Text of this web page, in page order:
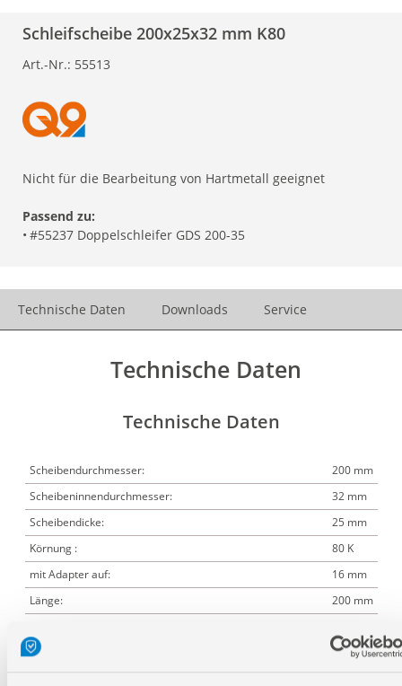
Schleifscheibe 200x25x32 mm K80
Art.-Nr.: 55513
Nicht für die Bearbeitung von Hartmetall geeignet
Passend zu:
• #55237 Doppelschleifer GDS 200-35
Technische Daten Downloads Service
Technische Daten
Technische Daten
Scheibendurchmesser:
200 mm
Scheibeninnendurchmesser:
32 mm
Scheibendicke:
25 mm
Körnung :
80 K
mit Adapter auf:
16 mm
Länge:
200 mm
Höhe:
25 mm